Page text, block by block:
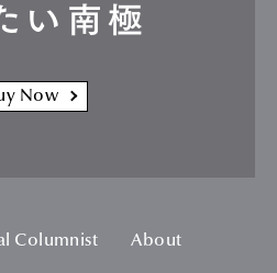
い南極
Now
Columnist
About